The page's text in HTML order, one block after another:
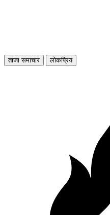
ताजा समाचार लोकप्रिय